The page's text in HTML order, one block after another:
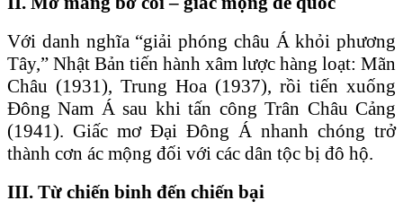
Với danh nghĩa “giải phóng châu Á khỏi phương
Tây,” Nhật Bản tiến hành xâm lược hàng loạt: Mãn
Châu (1931), Trung Hoa (1937), rồi tiến xuống
Đông Nam Á sau khi tấn công Trân Châu Cảng
(1941). Giấc mơ Đại Đông Á nhanh chóng trở
thành cơn ác mộng đối với các dân tộc bị đô hộ.
III. Từ chiến binh đến chiến bại